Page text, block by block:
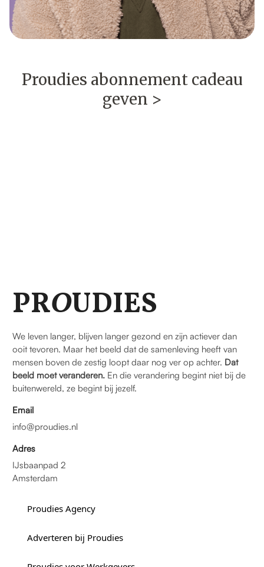
Proudies abonnement cadeau
geven >
PROUDIES
We leven langer, blijven langer gezond en zijn actiever dan
ooit tevoren. Maar het beeld dat de samenleving heeft van
mensen boven de zestig loopt daar nog ver op achter. Dat
beeld moet veranderen. En die verandering begint niet bij de
buitenwereld, ze begint bij jezelf.
Email
info@proudies.nl
Adres
IJsbaanpad 2
Amsterdam
Proudies Agency
Adverteren bij Proudies